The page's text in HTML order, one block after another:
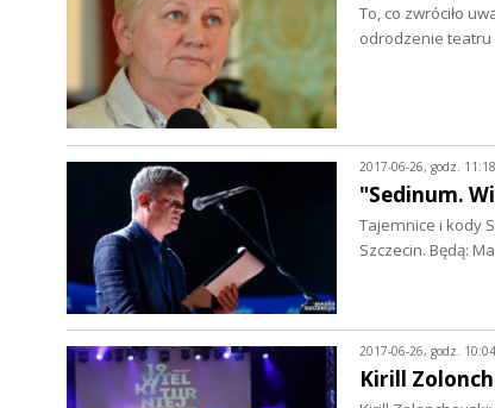
To, co zwróciło
odrodzenie
2017-06-26, godz. 11:18
"Sedinum.
Tajemnice i kody
Szczecin. Będą:
2017-06-26, godz. 10:04
Kirill